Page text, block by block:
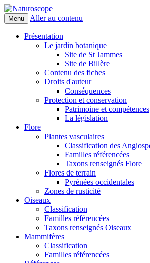
Naturoscope
Menu Aller au contenu
Présentation
Le jardin botanique
Site de St Jammes
Site de Billère
Contenu des fiches
Droits d'auteur
Conséquences
Protection et conservation
Patrimoine et compétences
La législation
Flore
Plantes vasculaires
Classification des
Familles référencées
Taxons renseignés Flore
Flores de terrain
Pyrénées occidentales
Zones de rusticité
Oiseaux
Classification
Familles référencées
Taxons renseignés Oiseaux
Mammifères
Classification
Familles référencées